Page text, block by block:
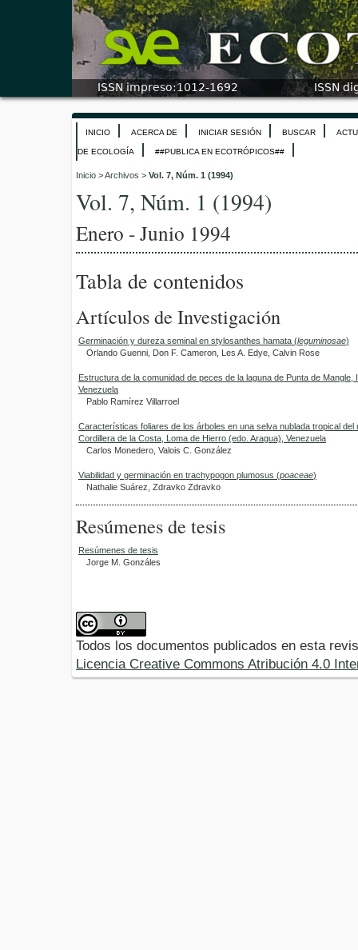
INICIO ACERCA DE INICIAR SESIÓN BUSCAR
DE ECOLOGÍA ##PUBLICA EN ECOTRÓPICOS##
Inicio >Archivos > Vol. 7, Núm. 1 (1994)
Vol. 7, Núm. 1 (1994)
Enero - Junio 1994
Tabla de contenidos
Artículos de Investigación
Germinación y dureza seminal en stylosanthes hamata (leguminosae)
Orlando Guenni, Don F. Cameron, Les A. Edye, Calvin Rose
Estructura de la comunidad de peces de la laguna de Punta de Mangle,
Venezuela
Pablo Ramírez Villarroel
Características foliares de los árboles en una selva nublada tropical del
Cordillera de la Costa, Loma de Hierro (edo. Aragua), Venezuela
Carlos Monedero, Valois C. González
Viabilidad y germinación en trachypogon plumosus (poaceae)
Nathalie Suárez, Zdravko Zdravko
Resúmenes de tesis
Resúmenes de tesis
Jorge M. Gonzáles
Todos los documentos publicados en esta
Licencia Creative Commons Atribución 4.0